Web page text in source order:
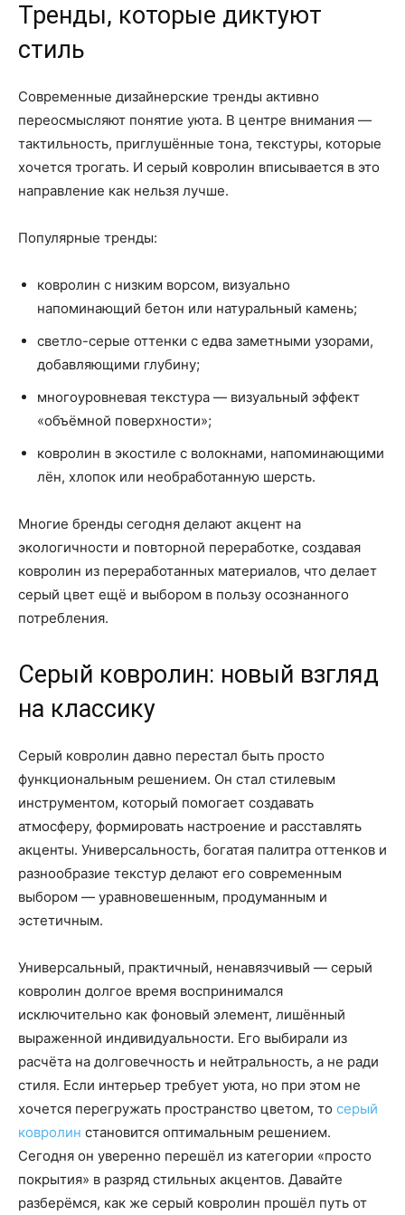
Тренды, которые диктуют
стиль
Современные дизайнерские тренды активно
переосмысляют понятие уюта. В центре внимания —
тактильность, приглушённые тона, текстуры, которые
хочется трогать. И серый ковролин вписывается в это
направление как нельзя лучше.
Популярные тренды:
ковролин с низким ворсом, визуально
напоминающий бетон или натуральный камень;
светло-серые оттенки с едва заметными узорами,
добавляющими глубину;
многоуровневая текстура — визуальный эффект
«объёмной поверхности»;
ковролин в экостиле с волокнами, напоминающими
лён, хлопок или необработанную шерсть.
Многие бренды сегодня делают акцент на
экологичности и повторной переработке, создавая
ковролин из переработанных материалов, что делает
серый цвет ещё и выбором в пользу осознанного
потребления.
Серый ковролин: новый взгляд
на классику
Серый ковролин давно перестал быть просто
функциональным решением. Он стал стилевым
инструментом, который помогает создавать
атмосферу, формировать настроение и расставлять
акценты. Универсальность, богатая палитра оттенков и
разнообразие текстур делают его современным
выбором — уравновешенным, продуманным и
эстетичным.
Универсальный, практичный, ненавязчивый — серый
ковролин долгое время воспринимался
исключительно как фоновый элемент, лишённый
выраженной индивидуальности. Его выбирали из
расчёта на долговечность и нейтральность, а не ради
стиля. Если интерьер требует уюта, но при этом не
хочется перегружать пространство цветом, то серый
ковролин становится оптимальным решением.
Сегодня он уверенно перешёл из категории «просто
покрытия» в разряд стильных акцентов. Давайте
разберёмся, как же серый ковролин прошёл путь от